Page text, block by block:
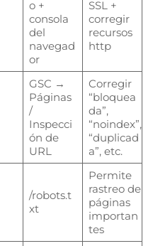
o +
consola
del
navegad
or
SSL +
corregir
recursos
http
GSC →
Páginas
/
Inspecci
ón de
URL
Corregir
“bloquea
da”,
“noindex”,
“duplicad
a”, etc.
/robots.t
xt
Permite
rastreo de
páginas
importan
tes